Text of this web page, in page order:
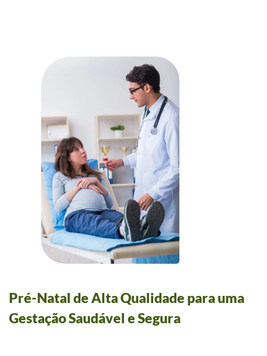
Pré-Natal de Alta Qualidade para uma
Gestação Saudável e Segura